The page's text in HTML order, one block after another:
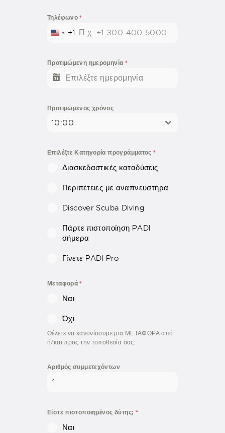
Τηλέφωνο*
U
E
S
A
E
+1
Προτιμώμενη ημερομηνία *
Προτιμώμενος χρόνος
10:00
Επιλέξτε Κατηγορία προγράμματος*
Διασκεδαστικές καταδύσεις
Περιπέτειες με αναπνευστήρα
Discover Scuba Diving
Πάρτε πιστοποίηση PADI
σήμερα
Γίνετε PADI Pro
Μεταφορά*
Ναι
Όχι
Θέλετε να κανονίσουμε μια ΜΕΤΑΦΟΡΑ από
ή/και προς την τοποθεσία σας;
Αριθμός συμμετεχόντων
Είστε πιστοποιημένος δύτης; *
Ναι